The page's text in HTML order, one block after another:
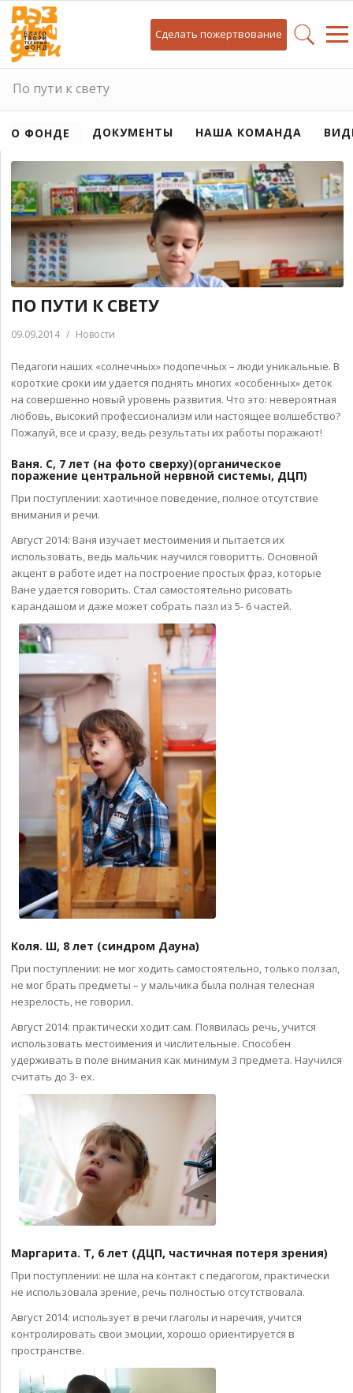
Сделать пожертвование
По пути к свету
О ФОНДЕ ДОКУМЕНТЫ НАША КОМАНДА
ПО ПУТИ К СВЕТУ
09.09.2014 / Новости
Педагоги наших «солнечных» подопечных – люди уникальные. В
короткие сроки им удается поднять многих «особенных» деток
на совершенно новый уровень развития. Что это: невероятная
любовь, высокий профессионализм или настоящее волшебство?
Пожалуй, все и сразу, ведь результаты их работы поражают!
Ваня. С, 7 лет (на фото сверху)(органическое
поражение центральной нервной системы, ДЦП)
При поступлении: хаотичное поведение, полное отсутствие
внимания и речи.
Август 2014: Ваня изучает местоимения и пытается их
использовать, ведь мальчик научился говоритть. Основной
акцент в работе идет на построение простых фраз, которые
Ване удается говорить. Стал самостоятельно рисовать
карандашом и даже может собрать пазл из 5- 6 частей.
Коля. Ш, 8 лет (синдром Дауна)
При поступлении: не мог ходить самостоятельно, только ползал,
не мог брать предметы – у мальчика была полная телесная
незрелость, не говорил.
Август 2014: практически ходит сам. Появилась речь, учится
использовать местоимения и числительные. Способен
удерживать в поле внимания как минимум 3 предмета. Научился
считать до 3- ех.
Маргарита. Т, 6 лет (ДЦП, частичная потеря зрения)
При поступлении: не шла на контакт с педагогом, практически
не использовала зрение, речь полностью отсутствовала.
Август 2014: использует в речи глаголы и наречия, учится
контролировать свои эмоции, хорошо ориентируется в
пространстве.